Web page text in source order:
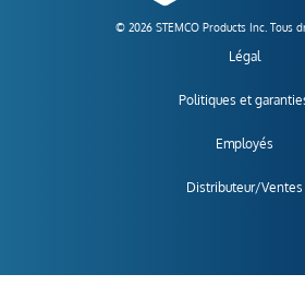
© 2026 STEMCO Products Inc. Tous
Légal
Politiques et
Employés
Distributeur/Ventes